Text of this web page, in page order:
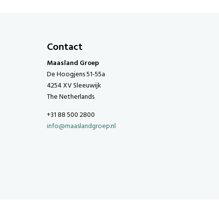
Contact
Maasland Groep
De Hoogjens 51-55a
4254 XV Sleeuwijk
The Netherlands
+31 88 500 2800
info@maaslandgroep.nl